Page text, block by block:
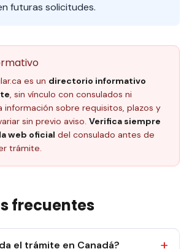
futuras solicitudes.
es un directorio informativo
, sin vínculo con consulados ni
información sobre requisitos, plazos y
sin previo aviso. Verifica siempre
web oficial del consulado antes de
trámite.
frecuentes
el trámite en Canadá?